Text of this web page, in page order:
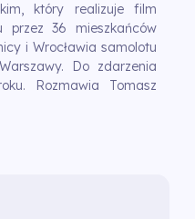
który realizuje film
przez 36 mieszkańców
i Wrocławia samolotu
Do zdarzenia
Rozmawia Tomasz